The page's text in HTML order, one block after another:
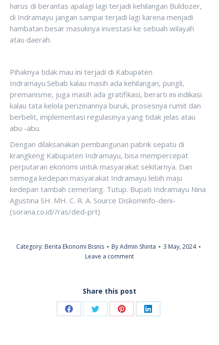
harus di berantas apalagi lagi terjadi kehilangan Buldozer,
di Indramayu jangan sampai terjadi lagi karena menjadi
hambatan besar masuknya investasi ke sebuah wilayah
atau daerah.
Pihaknya tidak mau ini terjadi di Kabupaten
Indramayu.Sebab kalau masih ada kehilangan, pungli,
premanisme, juga masih ada gratifikasi, berarti ini indikasi
kalau tata kelola perizinannya buruk, prosesnya rumit dan
berbelit, implementasi regulasinya yang tidak jelas atau
abu -abu.
Dengan dilaksanakan pembangunan pabrik sepatu di
krangkeng Kabupaten Indramayu, bisa mempercepat
perputaran ekonomi untuk masyarakat sekitarnya. Dan
semoga kedepan masyarakat Indramayu lebih maju
kedepan tambah cemerlang. Tutup. Bupati Indramayu Nina
Agustina SH. MH. C. R. A. Source Diskominfo-deni-
(sorana.co.id//ras/ded-prt)
Category: Berita Ekonomi Bisnis ByAdmin Shinta
3 May, 2024
Leave a comment
Share this post
Share Share Share Share